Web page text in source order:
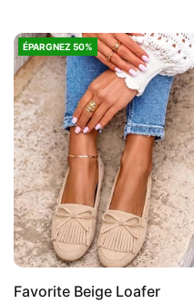
ÉPARGNEZ 50%
Favorite Beige Loafer